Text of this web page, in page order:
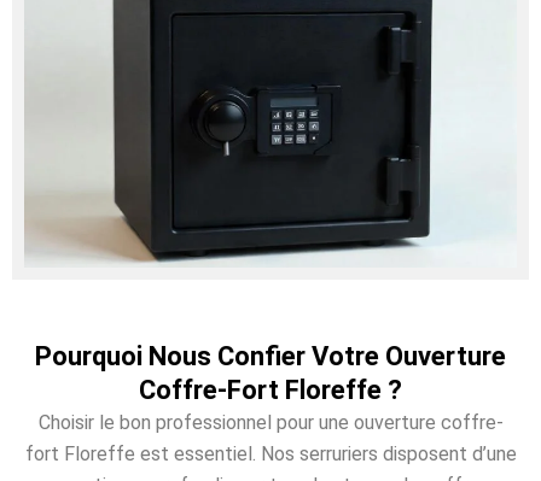
Pourquoi Nous Confier Votre Ouverture
Coffre-Fort Floreffe ?
Choisir le bon professionnel pour une ouverture coffre-
fort Floreffe est essentiel. Nos serruriers disposent d’une